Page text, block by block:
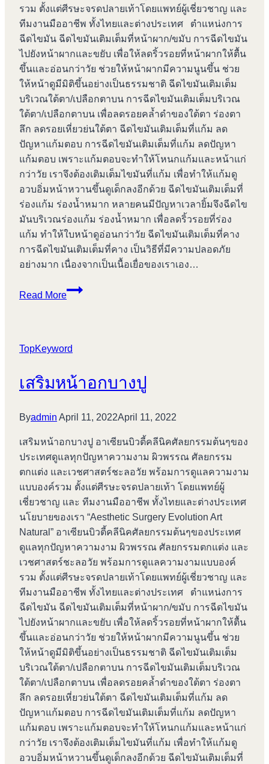
รวม ตั้งแต่ศีรษะจรดปลายเท้าโดยแพทย์ผู้เชี่ยวชาญ และ
ทีมงานมืออาชีพ ทั้งไทยและต่างประเทศ ตำแหน่งการ
ฉีดไขมัน ฉีดไขมันเติมเต็มที่หน้าผาก/ขมับ การฉีดไขมัน
ไปยังหน้าผากและขยับ เพื่อให้ลดริ้วรอยที่หน้าผากให้ตื้น
ขึ้นและอ่อนกว่าวัย ช่วยให้หน้าผากมีความนูนขึ้น ช่วย
ให้หน้าดูมีมิติขึ้นอย่างเป็นธรรมชาติ ฉีดไขมันเติมเต็ม
บริเวณใต้ตา/เปลือกตาบน การฉีดไขมันเติมเต็มบริเวณ
ใต้ตา/เปลือกตาบน เพื่อลดรอยคล้ำดำของใต้ตา ร่องตา
ลึก ลดรอยเหี่ยวย่นใต้ตา ฉีดไขมันเติมเต็มที่แก้ม ลด
ปัญหาแก้มตอบ การฉีดไขมันเติมเต็มที่แก้ม ลดปัญหา
แก้มตอบ เพราะแก้มตอบจะทำให้โหนกแก้มและหน้าแก่
กว่าวัย เราจึงต้องเติมเต็มไขมันที่แก้ม เพื่อทำให้แก้มดู
อวบอิ่มหน้าหวานขึ้นดูเด็กลงอีกด้วย ฉีดไขมันเติมเต็มที่
ร่องแก้ม ร่องน้ำหมาก หลายคนมีปัญหาเวลายิ้มจึงฉีดไข
มันบริเวณร่องแก้ม ร่องน้ำหมาก เพื่อลดริ้วรอยที่ร่อง
แก้ม ทำให้ใบหน้าดูอ่อนกว่าวัย ฉีดไขมันเติมเต็มที่คาง
การฉีดไขมันเติมเต็มที่คาง เป็นวิธีที่มีความปลอดภัย
อย่างมาก เนื่องจากเป็นเนื้อเยื่อของเราเอง…
Read More
เลเซอร์
TopKeyword
เสริมหน้าอกบางปู
Byadmin April 11, 2022April 11, 2022
เสริมหน้าอกบางปู อาเซียนบิวตี้คลีนิคศัลยกรรมต้นๆของ
ประเทศดูแลทุกปัญหาความงาม ผิวพรรณ ศัลยกรรม
ตกแต่ง และเวชศาสตร์ชะลอวัย พร้อมการดูแลความงาม
แบบองค์รวม ตั้งแต่ศีรษะจรดปลายเท้า โดยแพทย์ผู้
เชี่ยวชาญ และ ทีมงานมืออาชีพ ทั้งไทยและต่างประเทศ
นโยบายของเรา “Aesthetic Surgery Evolution Art
Natural” อาเซียนบิวตี้คลีนิคศัลยกรรมต้นๆของประเทศ
ดูแลทุกปัญหาความงาม ผิวพรรณ ศัลยกรรมตกแต่ง และ
เวชศาสตร์ชะลอวัย พร้อมการดูแลความงามแบบองค์
รวม ตั้งแต่ศีรษะจรดปลายเท้าโดยแพทย์ผู้เชี่ยวชาญ และ
ทีมงานมืออาชีพ ทั้งไทยและต่างประเทศ ตำแหน่งการ
ฉีดไขมัน ฉีดไขมันเติมเต็มที่หน้าผาก/ขมับ การฉีดไขมัน
ไปยังหน้าผากและขยับ เพื่อให้ลดริ้วรอยที่หน้าผากให้ตื้น
ขึ้นและอ่อนกว่าวัย ช่วยให้หน้าผากมีความนูนขึ้น ช่วย
ให้หน้าดูมีมิติขึ้นอย่างเป็นธรรมชาติ ฉีดไขมันเติมเต็ม
บริเวณใต้ตา/เปลือกตาบน การฉีดไขมันเติมเต็มบริเวณ
ใต้ตา/เปลือกตาบน เพื่อลดรอยคล้ำดำของใต้ตา ร่องตา
ลึก ลดรอยเหี่ยวย่นใต้ตา ฉีดไขมันเติมเต็มที่แก้ม ลด
ปัญหาแก้มตอบ การฉีดไขมันเติมเต็มที่แก้ม ลดปัญหา
แก้มตอบ เพราะแก้มตอบจะทำให้โหนกแก้มและหน้าแก่
กว่าวัย เราจึงต้องเติมเต็มไขมันที่แก้ม เพื่อทำให้แก้มดู
อวบอิ่มหน้าหวานขึ้นดูเด็กลงอีกด้วย ฉีดไขมันเติมเต็มที่